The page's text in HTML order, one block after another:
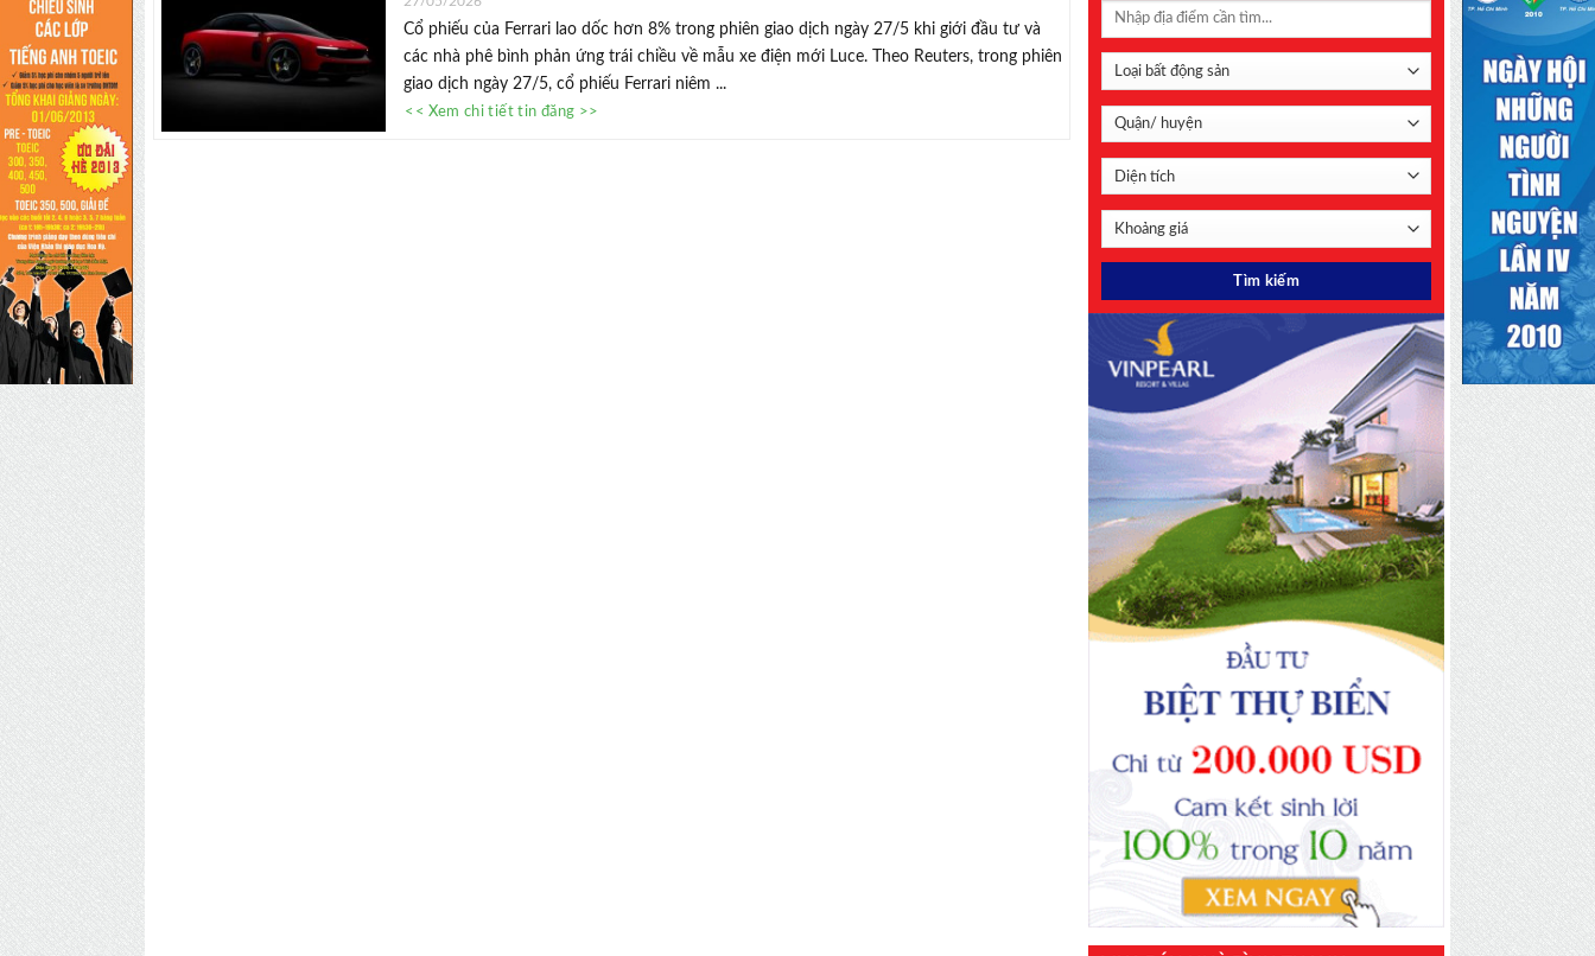
Cổ phiếu của Ferrari lao dốc hơn 8% trong phiên giao dịch ngày 27/5 khi giới đầu tư và
các nhà phê bình phản ứng trái chiều về mẫu xe điện mới Luce. Theo Reuters, trong phiên
giao dịch ngày 27/5, cổ phiếu Ferrari niêm ...
<< Xem chi tiết tin đăng >>